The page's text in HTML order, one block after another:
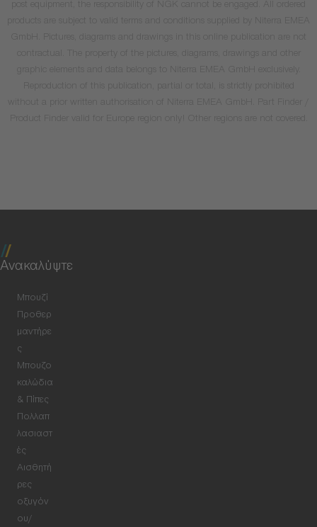
Ανακαλύψτε
Μπουζί
Προθερ
μαντήρε
ς
Μπουζο
καλώδια
& Πίπες
Πολλαπ
λασιαστ
ές
Αισθητή
ρες
οξυγόν
ου/